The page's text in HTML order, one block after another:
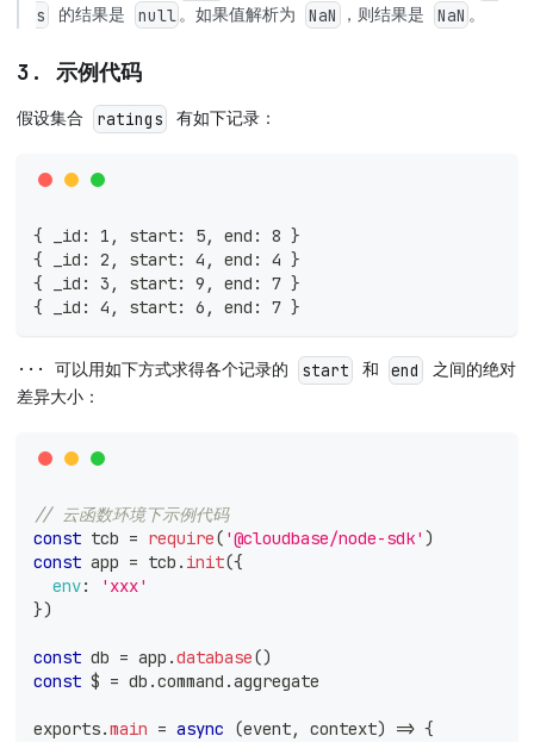
s
的结果是 null 。如果值解析为 NaN ，则结果是 NaN 。
3. 示例代码
假设集合 ratings 有如下记录：
{ _id: 1, start: 5, end: 8 }
{ _id: 2, start: 4, end: 4 }
{ _id: 3, start: 9, end: 7 }
{ _id: 4, start: 6, end: 7 }
··· 可以用如下方式求得各个记录的 start 和 end
之间的绝对
差异大小：
// 云函数环境下示例代码
const tcb = require( '@cloudbase/node-sdk' )
const app = tcb . init({
env:
'xxx'
})
const db = app .database()
const $ = db .command .aggregate
exports.main = async (event, context) => {